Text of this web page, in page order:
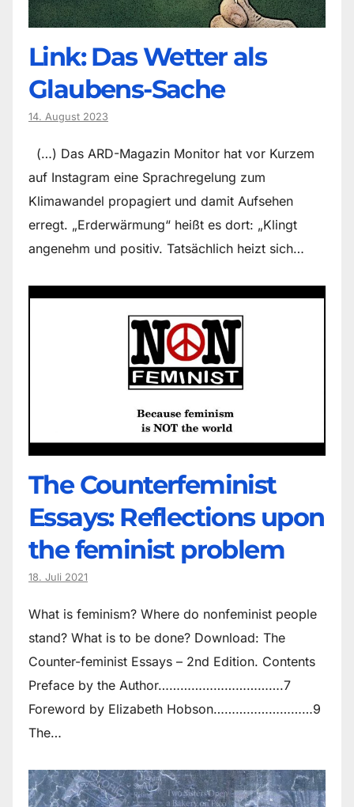
Link: Das Wetter als
Glaubens-Sache
14. August 2023
(…) Das ARD-Magazin Monitor hat vor Kurzem
auf Instagram eine Sprachregelung zum
Klimawandel propagiert und damit Aufsehen
erregt. „Erderwärmung“ heißt es dort: „Klingt
angenehm und positiv. Tatsächlich heizt sich…
The Counter­feminist
Essays: Reflections upon
the feminist problem
18. Juli 2021
What is feminism? Where do non­feminist people
stand? What is to be done? Download: The
Counter-feminist Essays – 2nd Edition. Contents
Preface by the Author…………………………….7
Foreword by Elizabeth Hobson………………………9
The…